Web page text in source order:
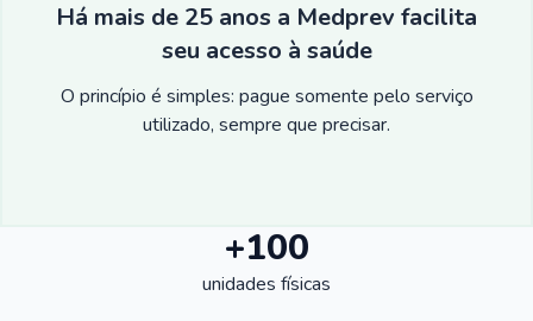
Há mais de 25 anos a Medprev facilita
seu acesso à saúde
O princípio é simples: pague somente pelo serviço
utilizado, sempre que precisar.
+100
unidades físicas